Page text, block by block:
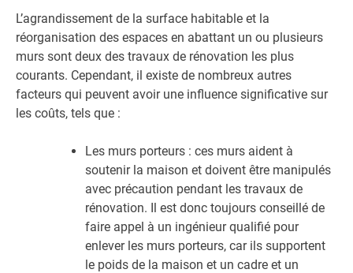
L’agrandissement de la surface habitable et la
réorganisation des espaces en abattant un ou plusieurs
murs sont deux des travaux de rénovation les plus
courants. Cependant, il existe de nombreux autres
facteurs qui peuvent avoir une influence significative sur
les coûts, tels que :
Les murs porteurs : ces murs aident à
soutenir la maison et doivent être manipulés
avec précaution pendant les travaux de
rénovation. Il est donc toujours conseillé de
faire appel à un ingénieur qualifié pour
enlever les murs porteurs, car ils supportent
le poids de la maison et un cadre et un